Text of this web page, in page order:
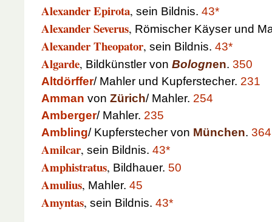
Alexander Epirota, sein Bildnis. 43*
Alexander Severus, Römischer Käyser und
Alexander Theopator, sein Bildnis. 43*
Algarde, Bildkünstler von Bolognen. 350
Altdörffer/ Mahler und Kupferstecher. 231
Amman von Zürich/ Mahler. 254
Amberger/ Mahler. 235
Ambling/ Kupferstecher von München. 364
Amilcar, sein Bildnis. 43*
Amphistratus, Bildhauer. 50
Amulius, Mahler. 45
Amyntas, sein Bildnis. 43*